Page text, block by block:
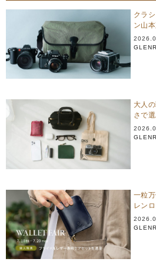
クラ
ン山
のカメ
大人の
さで
一粒
レン